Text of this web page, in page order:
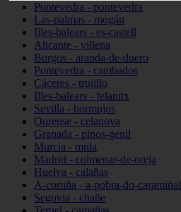
Pontevedra - pontevedra
Las-palmas - mogán
Illes-balears - es-castell
Alicante - villena
Burgos - aranda-de-duero
Pontevedra - cambados
Cáceres - trujillo
Illes-balears - felanitx
Sevilla - bormujos
Ourense - celanova
Granada - pinos-genil
Murcia - mula
Madrid - colmenar-de-oreja
Huelva - calañas
A-coruña - a-pobra-do-caramiñal
Segovia - chañe